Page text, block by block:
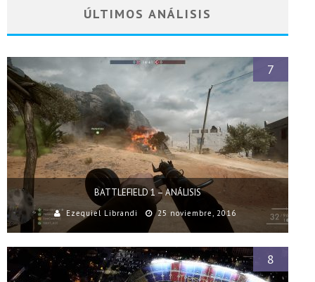
ÚLTIMOS ANÁLISIS
BATTLEFIELD 1 – ANÁLISIS
Ezequiel Librandi 25 noviembre, 2016
7
8